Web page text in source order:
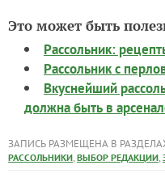
Это может быть
Рассольник:
Рассольник с
Вкуснейший
должна быть в
ЗАПИСЬ РАЗМЕЩЕНА В
РАССОЛЬНИКИ, ВЫБОР РЕДАКЦИИ,